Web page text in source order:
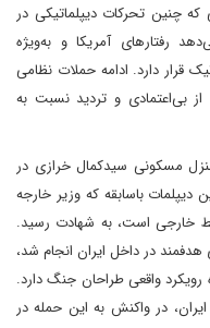
چنین تحرکات دیپلماتیکی در
رفتارهای آمریکا و به‌ویژه
قرار دارد. ادامه حملات نظامی
بی‌اعتمادی و تردید نسبت به
۱۲ فروردین به منزل مسکونی سیدکمال خرازی در
باسابقه که وزیر خارجه
خارجی است، به شهادت رسید.
در داخل ایران انجام شد،
رویکرد واقعی طراحان جنگ دارد.
در واکنش به این حمله در